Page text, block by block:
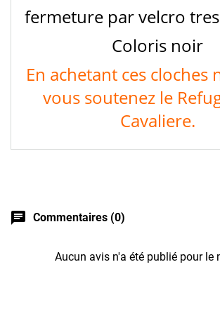
fermeture par velcro
Coloris noir
En achetant ces cloches
vous soutenez le
Cavaliere.
chat Commentaires (0)
Aucun avis n'a été publié pour le